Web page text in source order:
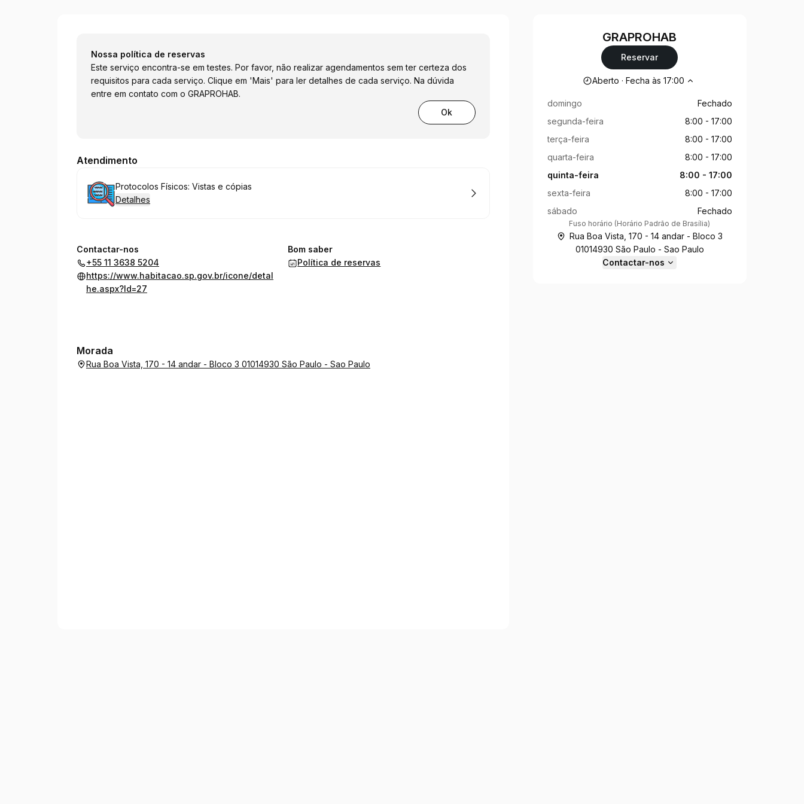
Nossa política de reservas
Este serviço encontra-se em testes. Por favor, não realizar agendamentos sem ter certeza dos
requisitos para cada serviço. Clique em 'Mais' para ler detalhes de cada serviço. Na dúvida
entre em contato com o GRAPROHAB.
Ok
Atendimento
Reservar
Protocolos Físicos: Vistas e cópias
Detalhes
Contactar-nos
+55 11 3638 5204
https://www.habitacao.sp.gov.br/icone/detal
he.aspx?Id=27
Bom saber
Política de reservas
Morada
Rua Boa Vista, 170 - 14 andar - Bloco 3 01014930 São Paulo - Sao Paulo
GRAPROHAB
Reservar
Horário de abertura
Aberto ·Fecha às 17:00
domingo
Fechado
segunda-feira
8:00 - 17:00
terça-feira
8:00 - 17:00
quarta-feira
8:00 - 17:00
quinta-feira
8:00 - 17:00
sexta-feira
8:00 - 17:00
sábado
Fechado
Fuso horário (Horário Padrão de Brasília)
Rua Boa Vista, 170 - 14 andar - Bloco 3
01014930 São Paulo - Sao Paulo
Contactar-nos